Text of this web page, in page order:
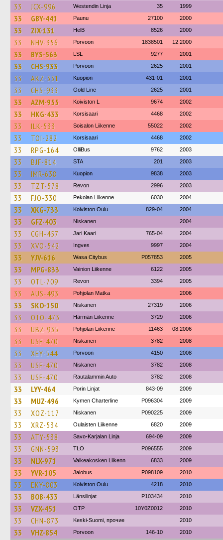
33 JCX-996 Westendin Linja 35 1999
33 GBY-441 Paunu 27100 2000
33 ZIX-131 HelB 8526 2000
33 NHV-356 Porvoon 1838501 12.2000
33 BYS-563 LSL 9277 2001
33 CHS-933 Porvoon 2625 2001
33 AKZ-331 Kuopion 431-01 2001
33 CHS-933 Gold Line 2625 2001
33 AZM-955 Koiviston L 9674 2002
33 HKG-433 Korsisaari 4468 2002
33 ILK-533 Soisalon Liikenne 55022 2002
33 TOI-282 Korsisaari 4468 2002
33 RPG-164 OlliBus 9762 2003
33 BJF-814 STA 201 2003
33 IMR-638 Kuopion 9838 2003
33 TZT-578 Revon 2996 2003
33 FJO-330 Pekolan Liikenne 6030 2004
33 XKG-733 Koiviston Oulu 829-04 2004
33 GFZ-403 Niskanen 2004
33 CGH-457 Jari Kaari 765-04 2004
33 XVO-542 Ingves 9997 2004
33 YJV-616 Wasa Citybus P057853 2005
33 MPG-833 Vainion Liikenne 6122 2005
33 OTL-709 Revon 3394 2005
33 AUS-493 Pohjolan Matka 2006
33 SKO-150 Niskanen 27319 2006
33 OTO-473 Härmän Liikenne 3729 2006
33 UBZ-935 Pohjolan Liikenne 11463 08.2006
33 USF-470 Niskanen 3782 2008
33 XEY-544 Porvoon 4150 2008
33 USF-470 Niskanen 3782 2008
33 USF-470 Rautalammin Auto 3782 2008
33 LYY-464 Porin Linjat 843-09 2009
33 MUZ-496 Kymen Charterline P096304 2009
33 XOZ-117 Niskanen P090225 2009
33 XRZ-534 Oulaisten Liikenne 6820 2009
33 ATY-538 Savo-Karjalan Linja 694-09 2009
33 GNN-593 TLO P096555 2009
33 NLX-971 Valkeakosken Liikenn 6833 2009
33 YVR-105 Jalobus P098109 2010
33 EKY-803 Koiviston Oulu 4218 2010
33 BOB-433 Länsilinjat P103434 2010
33 VZX-451 OTP 10Y0Z0012 2010
33 CHN-873 Keski-Suomi, прочие 2010
33 VHZ-854 Porvoon 146-10 2010